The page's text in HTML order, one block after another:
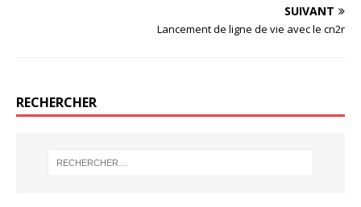
SUIVANT
Lancement de ligne de vie avec le cn2r
RECHERCHER